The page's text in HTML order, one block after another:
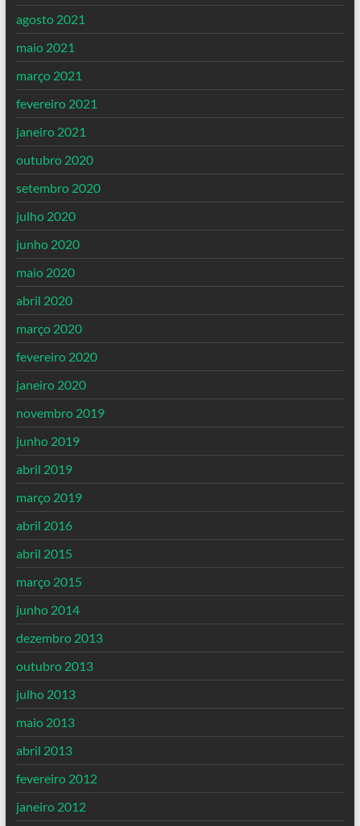
agosto 2021
maio 2021
março 2021
fevereiro 2021
janeiro 2021
outubro 2020
setembro 2020
julho 2020
junho 2020
maio 2020
abril 2020
março 2020
fevereiro 2020
janeiro 2020
novembro 2019
junho 2019
abril 2019
março 2019
abril 2016
abril 2015
março 2015
junho 2014
dezembro 2013
outubro 2013
julho 2013
maio 2013
abril 2013
fevereiro 2012
janeiro 2012